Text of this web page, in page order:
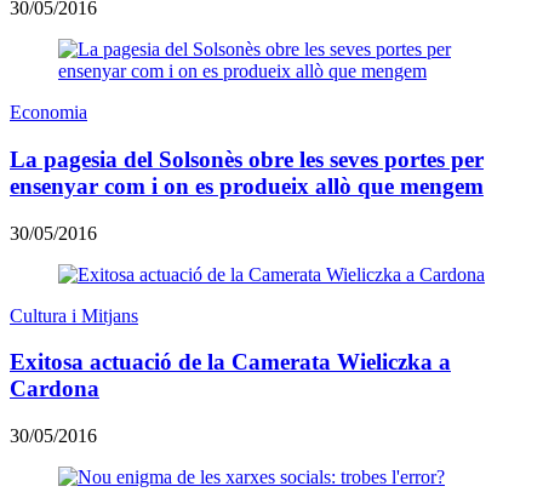
30/05/2016
Economia
La pagesia del Solsonès obre les seves portes per
ensenyar com i on es produeix allò que mengem
30/05/2016
Cultura i Mitjans
Exitosa actuació de la Camerata Wieliczka a
Cardona
30/05/2016